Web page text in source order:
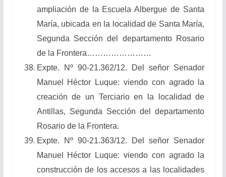
ampliación de la Escuela Albergue de Santa
María, ubicada en la localidad de Santa María,
Segunda Sección del departamento Rosario
de la Frontera……………………
Expte. Nº 90-21.362/12. Del señor Senador
Manuel Héctor Luque: viendo con agrado la
creación de un Terciario en la localidad de
Antillas, Segunda Sección del departamento
Rosario de la Frontera.
Expte. Nº 90-21.363/12. Del señor Senador
Manuel Héctor Luque: viendo con agrado la
construcción de los accesos a las localidades